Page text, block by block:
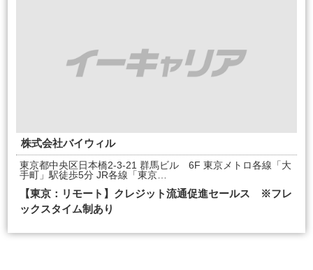
株式会社バイウィル
東京都中央区日本橋2-3-21 群馬ビル 6F 東京メトロ各線「大
手町」駅徒歩5分 JR各線「東京…
【東京：リモート】クレジット流通促進セールス ※フレ
ックスタイム制あり